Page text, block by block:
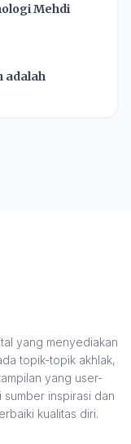
Mehdi
adalah
yang menyediakan
topik-topik akhlak,
yang user-
inspirasi dan
kualitas diri.